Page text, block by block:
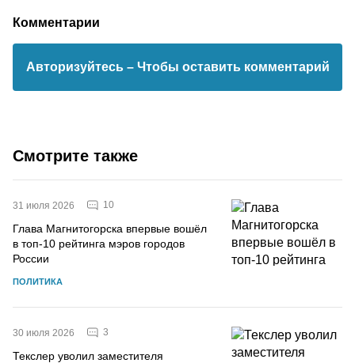
Комментарии
Авторизуйтесь – Чтобы оставить комментарий
Смотрите также
31 июля 2026 10
Глава Магнитогорска впервые вошёл
в топ-10 рейтинга мэров городов
России
ПОЛИТИКА
30 июля 2026 3
Текслер уволил заместителя